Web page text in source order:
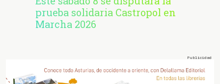
prueba solidaria Castropol en
Marcha 2026